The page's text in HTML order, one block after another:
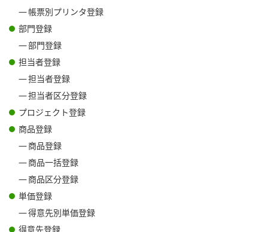
帳票別プリンタ登録
部門登録
部門登録
担当者登録
担当者登録
担当者区分登録
プロジェクト登録
商品登録
商品登録
商品一括登録
商品区分登録
単価登録
得意先別単価登録
得意先登録